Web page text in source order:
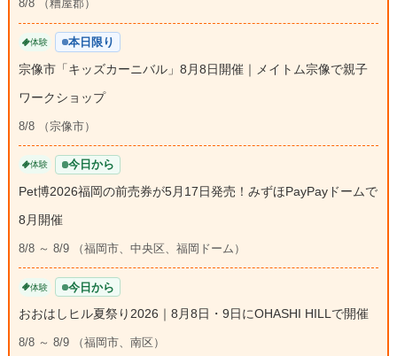
8/8 （糟屋郡）
体験 本日限り
宗像市「キッズカーニバル」8月8日開催｜メイトム宗像で親子
ワークショップ
8/8 （宗像市）
体験 今日から
Pet博2026福岡の前売券が5月17日発売！みずほPayPayドームで
8月開催
8/8 ～ 8/9 （福岡市、中央区、福岡ドーム）
体験 今日から
おおはしヒル夏祭り2026｜8月8日・9日にOHASHI HILLで開催
8/8 ～ 8/9 （福岡市、南区）